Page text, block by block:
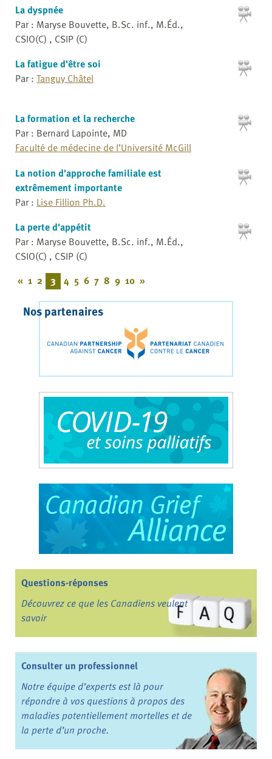
La dyspnée
Par : Maryse Bouvette, B.Sc. inf., M.Éd.,
CSIO(C) , CSIP (C)
La fatigue d'être soi
Par : Tanguy Châtel
La formation et la recherche
Par : Bernard Lapointe, MD
Faculté de médecine de l’Université McGill
La notion d'approche familiale est
extrêmement importante
Par : Lise Fillion Ph.D.
La perte d'appétit
Par : Maryse Bouvette, B.Sc. inf., M.Éd.,
CSIO(C) , CSIP (C)
« 1 2 3 4 5 6 7 8 9 10 »
Nos partenaires
Questions-réponses
Découvrez ce que les Canadiens veulent
savoir
Consulter un professionnel
Notre équipe d’experts est là pour
répondre à vos questions à propos des
maladies potentiellement mortelles et de
la perte d’un proche.